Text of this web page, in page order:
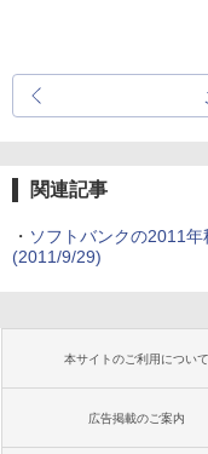
関連記事
・ ソフトバンクの2011
(2011/9/29)
本サイトのご利用について
広告掲載のご案内